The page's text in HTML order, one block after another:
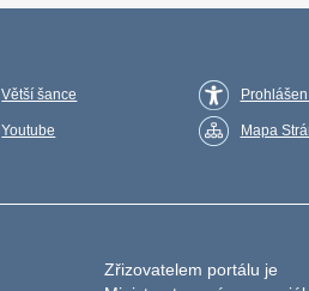
Větší šance
Youtube Mapa
Zřizovatelem portálu je